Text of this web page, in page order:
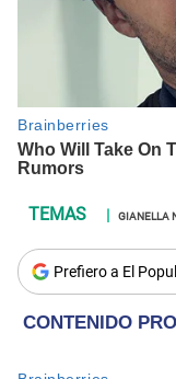
GIANELLA
Prefiero a El